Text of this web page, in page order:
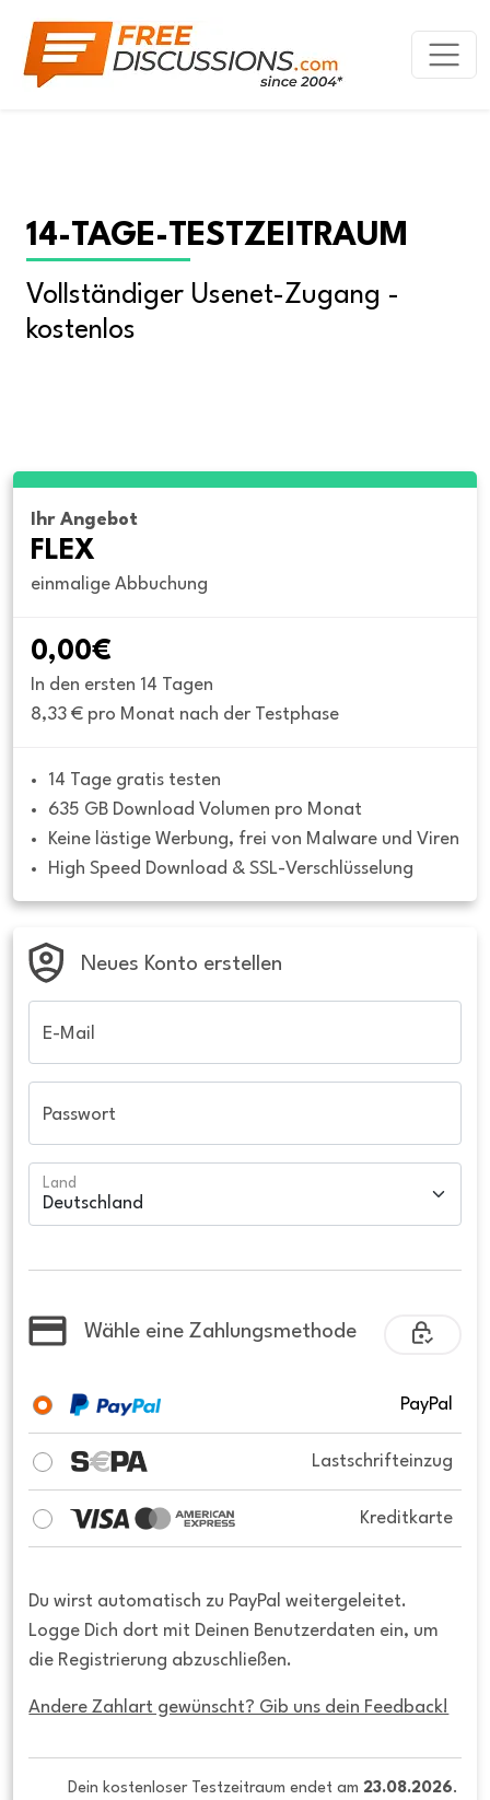
14-TAGE-TESTZEITRAUM
Vollständiger Usenet-Zugang -
kostenlos
Ihr Angebot
FLEX
einmalige Abbuchung
0,00€
In den ersten 14 Tagen
8,33 € pro Monat nach der Testphase
14 Tage gratis testen
635 GB Download Volumen pro Monat
Keine lästige Werbung, frei von Malware und Viren
High Speed Download & SSL-Verschlüsselung
Neues Konto erstellen
E-Mail
Passwort
Land
Wähle eine Zahlungsmethode
PayPal
Lastschrifteinzug
Kreditkarte
Du wirst automatisch zu PayPal weitergeleitet.
Logge Dich dort mit Deinen Benutzerdaten ein, um
die Registrierung abzuschließen.
Andere Zahlart gewünscht? Gib uns dein Feedback!
Dein kostenloser Testzeitraum endet am 23.08.2026.